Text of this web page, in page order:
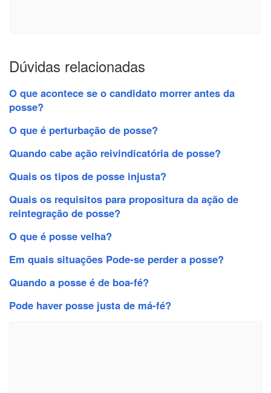
Dúvidas relacionadas
O que acontece se o candidato morrer antes da
posse?
O que é perturbação de posse?
Quando cabe ação reivindicatória de posse?
Quais os tipos de posse injusta?
Quais os requisitos para propositura da ação de
reintegração de posse?
O que é posse velha?
Em quais situações Pode-se perder a posse?
Quando a posse é de boa-fé?
Pode haver posse justa de má-fé?